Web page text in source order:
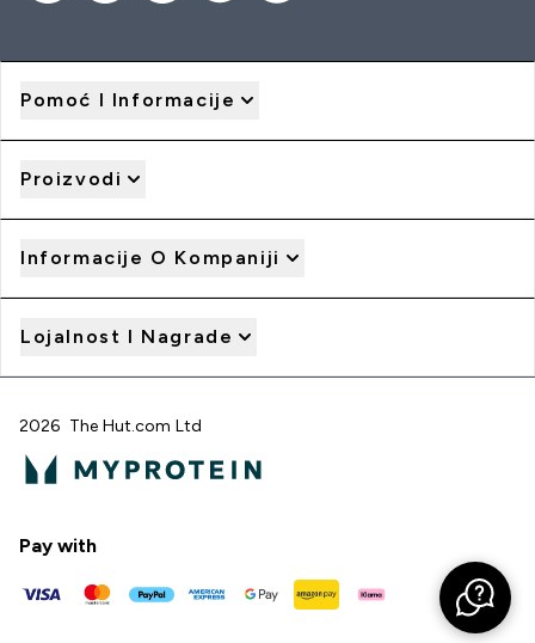
Pomoć I Informacije
Proizvodi
Informacije O Kompaniji
Lojalnost I Nagrade
2026 The Hut.com Ltd
Pay with